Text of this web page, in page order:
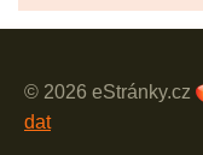
© 2026 eStránky.cz
dat